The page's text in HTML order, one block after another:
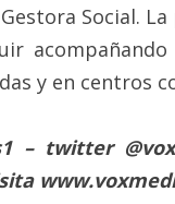
Social.
y en centros
– twitter